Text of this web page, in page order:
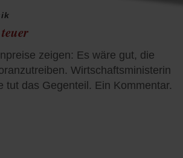
zeigen: Es wäre gut, die
Wirtschaftsministerin
tut das Gegenteil. Ein Kommentar.